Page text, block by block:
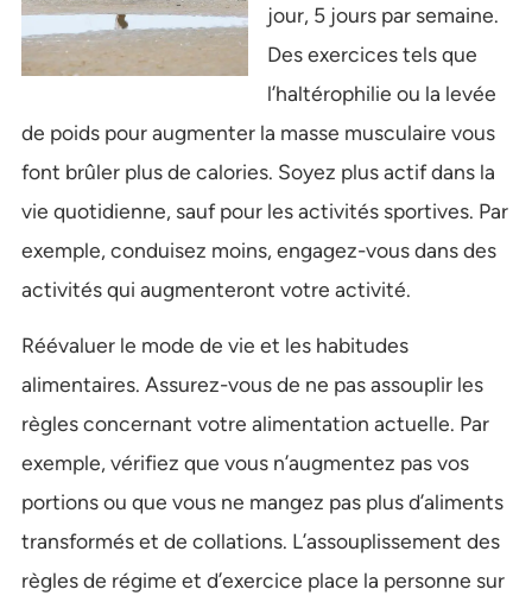
jour, 5 jours par semaine.
Des exercices tels que
l’haltérophilie ou la levée
de poids pour augmenter la masse musculaire vous
font brûler plus de calories. Soyez plus actif dans la
vie quotidienne, sauf pour les activités sportives. Par
exemple, conduisez moins, engagez-vous dans des
activités qui augmenteront votre activité.
Réévaluer le mode de vie et les habitudes
alimentaires. Assurez-vous de ne pas assouplir les
règles concernant votre alimentation actuelle. Par
exemple, vérifiez que vous n’augmentez pas vos
portions ou que vous ne mangez pas plus d’aliments
transformés et de collations. L’assouplissement des
règles de régime et d’exercice place la personne sur